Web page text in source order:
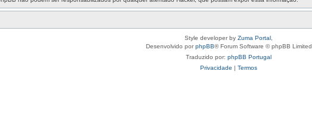
Style developer by Zuma Portal
Desenvolvido porphpBB® Forum Software © phpBB Limited
Traduzido por: phpBB Portugal
Privacidade | Termos